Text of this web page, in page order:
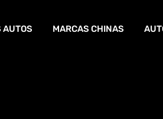
AUTOS MARCAS CHINAS